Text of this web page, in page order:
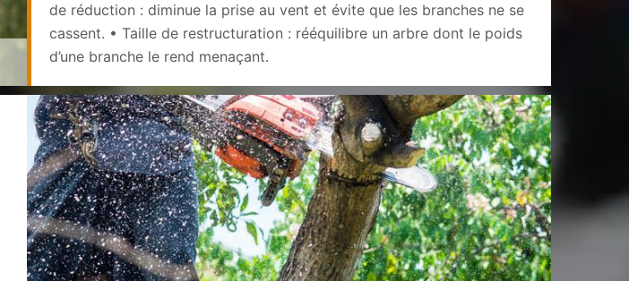
de réduction : diminue la prise au vent et évite que les branches ne se
cassent. • Taille de restructuration : rééquilibre un arbre dont le poids
d’une branche le rend menaçant.